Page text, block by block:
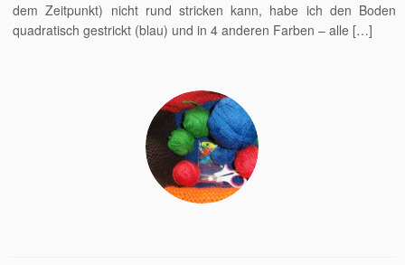
dem Zeitpunkt) nicht rund stricken kann, habe ich den Boden
quadratisch gestrickt (blau) und in 4 anderen Farben – alle […]